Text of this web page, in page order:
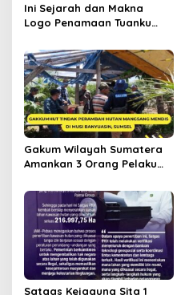
Ini Sejarah dan Makna
Logo Penamaan Tuanku
Kodam XIX/TT
Gakum Wilayah Sumatera
Amankan 3 Orang Pelaku
Satgas Kejagung Sita 1